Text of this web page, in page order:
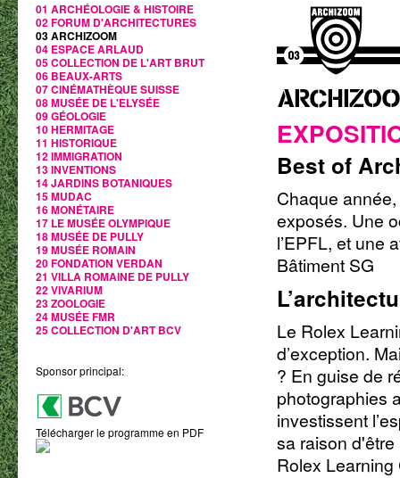
01 ARCHÉOLOGIE & HISTOIRE
02 FORUM D'ARCHITECTURES
03 ARCHIZOOM
04 ESPACE ARLAUD
05 COLLECTION DE L'ART BRUT
06 BEAUX-ARTS
07 CINÉMATHÈQUE SUISSE
08 MUSÉE DE L'ELYSÉE
09 GÉOLOGIE
10 HERMITAGE
11 HISTORIQUE
12 IMMIGRATION
13 INVENTIONS
14 JARDINS BOTANIQUES
15 MUDAC
16 MONÉTAIRE
17 LE MUSÉE OLYMPIQUE
18 MUSÉE DE PULLY
19 MUSÉE ROMAIN
20 FONDATION VERDAN
21 VILLA ROMAINE DE PULLY
22 VIVARIUM
23 ZOOLOGIE
24 MUSÉE FMR
25 COLLECTION D'ART BCV
Sponsor principal:
Télécharger le programme en PDF
Best of
Chaque
exposés. Une
l’EPFL, et une
Bâtiment SG
Le Rolex
d’exception.
? En guise de
photographies
investissent
sa raison
Rolex Learning